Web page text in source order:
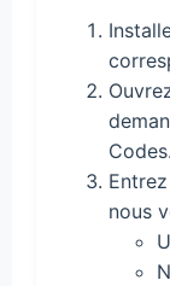
Codes.
nous